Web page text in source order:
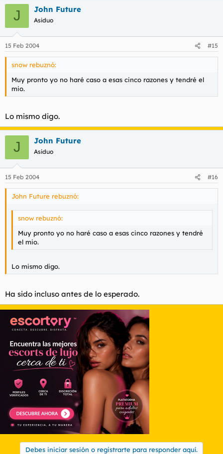
J John Future
Asiduo
15 Feb 2004 #15
snow rebuznó:
Muy pronto yo no haré caso a esas cinco razones y tendré el
mio.
Lo mismo digo.
J John Future
Asiduo
15 Feb 2004 #16
John Future rebuznó:
snow rebuznó:
Muy pronto yo no haré caso a esas cinco razones y tendré
el mio.
Lo mismo digo.
Ha sido incluso antes de lo esperado.
Debes iniciar sesión o registrarte para responder aquí.